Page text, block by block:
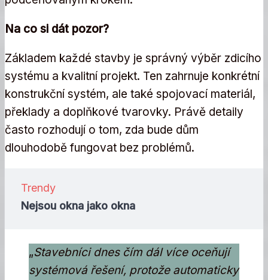
Na co si dát pozor?
Základem každé stavby je správný výběr zdicího
systému a kvalitní projekt. Ten zahrnuje konkrétní
konstrukční systém, ale také spojovací materiál,
překlady a doplňkové tvarovky. Právě detaily
často rozhodují o tom, zda bude dům
dlouhodobě fungovat bez problémů.
Trendy
Nejsou okna jako okna
„Stavebníci dnes čím dál více oceňují
systémová řešení, protože automaticky